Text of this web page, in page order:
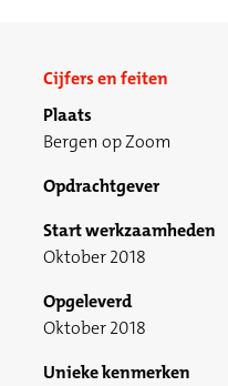
Cijfers en feiten
Plaats
Bergen op Zoom
Opdrachtgever
Start werkzaamheden
Oktober 2018
Opgeleverd
Oktober 2018
Unieke kenmerken